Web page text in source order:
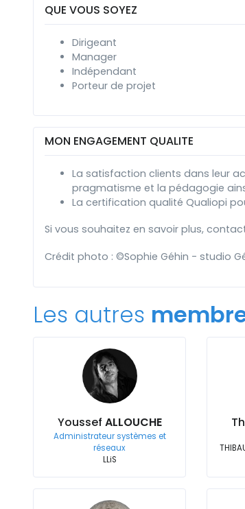
QUE VOUS SOYEZ
Dirigeant
Manager
Indépendant
Porteur de projet
MON ENGAGEMENT QUALITE
La satisfaction clients dans leur
pragmatisme et la pédagogie
La certification qualité Qualiopi
Si vous souhaitez en savoir plus,
Crédit photo : ©Sophie Géhin - studio
Les autres
Youssef ALLOUCHE
Administrateur systèmes et
réseaux
LLiS